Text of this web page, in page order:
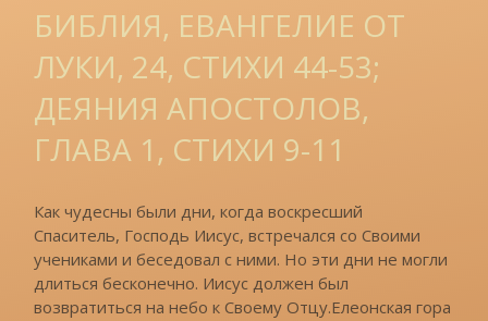
БИБЛИЯ, ЕВАНГЕЛИЕ ОТ
ЛУКИ, 24, СТИХИ 44-53;
ДЕЯНИЯ АПОСТОЛОВ,
ГЛАВА 1, СТИХИ 9-11
Как чудесны были дни, когда воскресший
Спаситель, Господь Иисус, встречался со Своими
учениками и беседовал с ними. Но эти дни не могли
длиться бесконечно. Иисус должен был
возвратиться на небо к Своему Отцу.Елеонская гора